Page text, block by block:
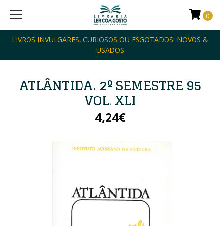
LIVROS INVULGARES, CURIOSOS OU ESGOTADOS: NOVOS &
USADOS
0
ATLÂNTIDA. 2º SEMESTRE 95
VOL. XLI
4,24€